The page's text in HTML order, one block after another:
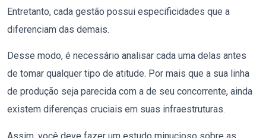
Entretanto, cada gestão possui especificidades que a
diferenciam das demais.
Desse modo, é necessário analisar cada uma delas antes
de tomar qualquer tipo de atitude. Por mais que a sua linha
de produção seja parecida com a de seu concorrente, ainda
existem diferenças cruciais em suas infraestruturas.
Assim, você deve fazer um estudo minucioso sobre as